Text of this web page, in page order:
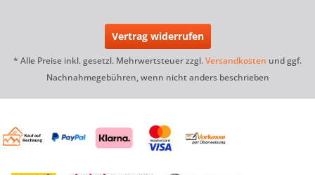
Vertrag widerrufen
* Alle Preise inkl. gesetzl. Mehrwertsteuer zzgl.Versandkosten und ggf.
Nachnahmegebühren, wenn nicht anders beschrieben